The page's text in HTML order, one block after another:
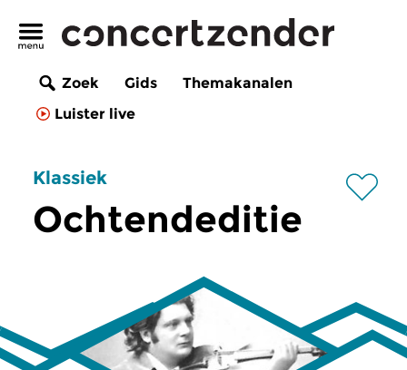
Zoek Gids
Themakanalen
Luister live
Klassiek
Ochtendeditie